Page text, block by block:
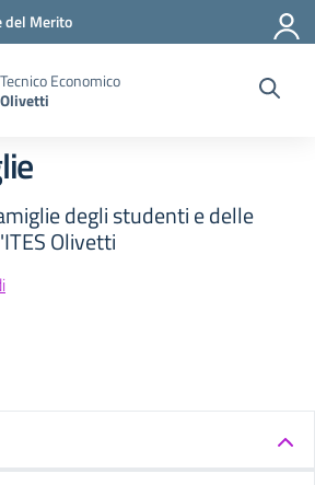
del Merito
Economico
Olivetti
degli studenti e delle
Olivetti